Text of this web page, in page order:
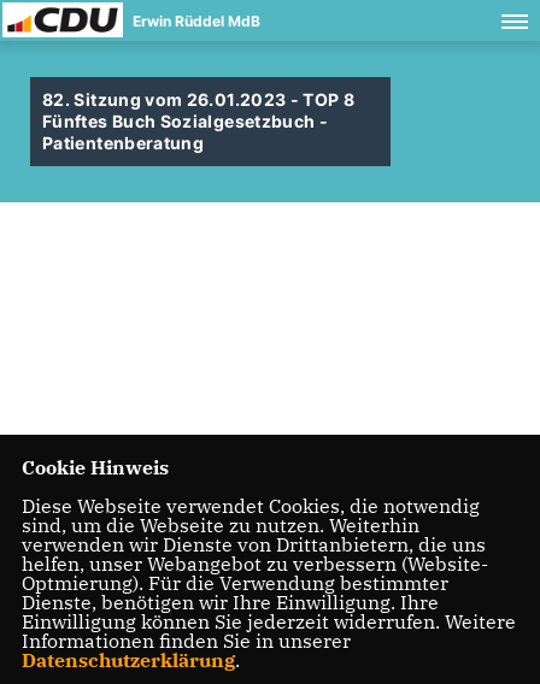
Erwin Rüddel MdB
82. Sitzung vom 26.01.2023 - TOP 8
Fünftes Buch Sozialgesetzbuch -
Patientenberatung
Cookie Hinweis
Diese Webseite verwendet Cookies, die notwendig
sind, um die Webseite zu nutzen. Weiterhin
verwenden wir Dienste von Drittanbietern, die uns
helfen, unser Webangebot zu verbessern (Website-
Optmierung). Für die Verwendung bestimmter
Dienste, benötigen wir Ihre Einwilligung. Ihre
Einwilligung können Sie jederzeit widerrufen. Weitere
Informationen finden Sie in unserer
Datenschutzerklärung.